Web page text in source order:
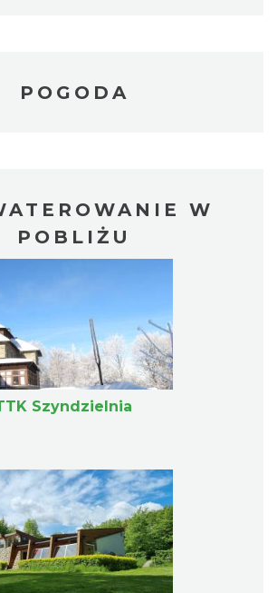
POGODA
W
POBLIŻU
Schronisko PTTK Szyndzielnia